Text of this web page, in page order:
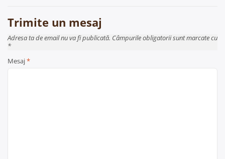
Trimite un mesaj
Adresa ta de email nu va fi publicată. Câmpurile obligatorii sunt marcate cu
*
Mesaj*